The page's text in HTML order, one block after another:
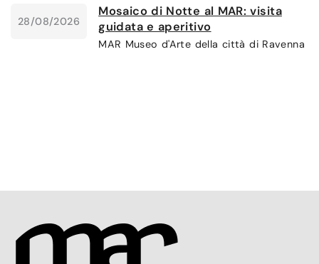
28/08/2026
Mosaico di Notte al MAR: visita
guidata e aperitivo
MAR Museo d'Arte della città di Ravenna